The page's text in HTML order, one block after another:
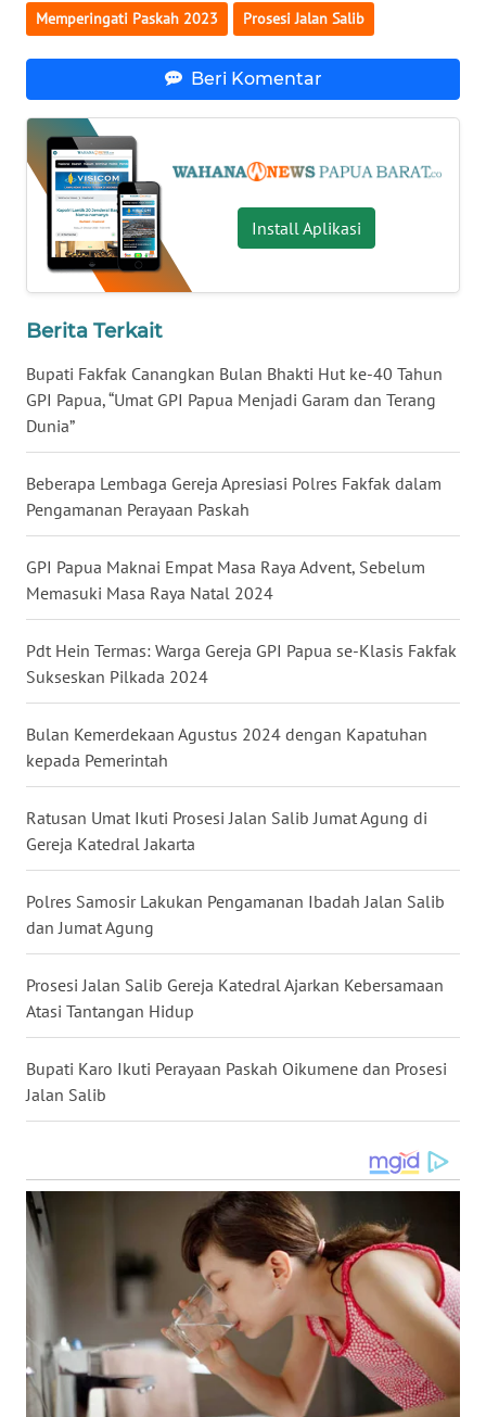
Memperingati Paskah 2023 Prosesi Jalan Salib
Beri Komentar
Install Aplikasi
Berita Terkait
Bupati Fakfak Canangkan Bulan Bhakti Hut ke-40 Tahun
GPI Papua, “Umat GPI Papua Menjadi Garam dan Terang
Dunia”
Beberapa Lembaga Gereja Apresiasi Polres Fakfak dalam
Pengamanan Perayaan Paskah
GPI Papua Maknai Empat Masa Raya Advent, Sebelum
Memasuki Masa Raya Natal 2024
Pdt Hein Termas: Warga Gereja GPI Papua se-Klasis Fakfak
Sukseskan Pilkada 2024
Bulan Kemerdekaan Agustus 2024 dengan Kapatuhan
kepada Pemerintah
Ratusan Umat Ikuti Prosesi Jalan Salib Jumat Agung di
Gereja Katedral Jakarta
Polres Samosir Lakukan Pengamanan Ibadah Jalan Salib
dan Jumat Agung
Prosesi Jalan Salib Gereja Katedral Ajarkan Kebersamaan
Atasi Tantangan Hidup
Bupati Karo Ikuti Perayaan Paskah Oikumene dan Prosesi
Jalan Salib
WN
SERAMBI
JAMBI
WN
SULTRA
WN
NTB
WN
WN
SULBAR
WN
BABEL
WN
SUMBAR
WN
SUMSEL
WN
BENGKULU
WN
LAMPUNG
WN
JATENG
WN
NUSANTARA
JOGJA
WN
BALI
WN
KALTENG